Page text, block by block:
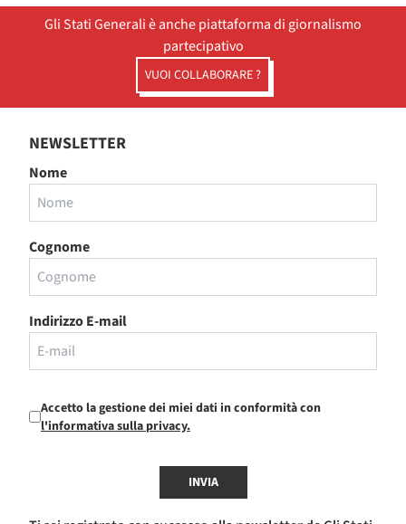
Gli Stati Generali è anche piattaforma di giornalismo
partecipativo
VUOI COLLABORARE ?
NEWSLETTER
Nome
Cognome
Indirizzo E-mail
Accetto la gestione dei miei dati in conformità con
l'informativa sulla privacy.
INVIA